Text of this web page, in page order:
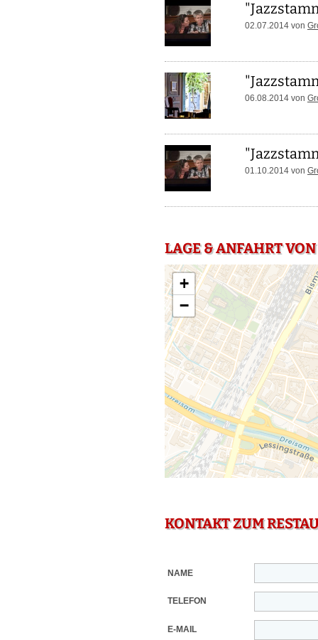
02.07.2014 von
06.08.2014 von
01.10.2014 von
LAGE & ANFAHRT VON
+
−
KONTAKT ZUM
NAME
TELEFON
E-MAIL